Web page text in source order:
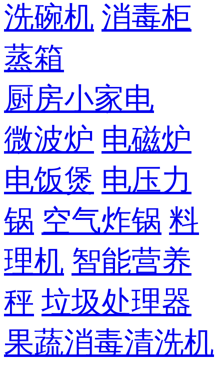
洗碗机 消毒柜
蒸箱
厨房小家电
微波炉 电磁炉
电饭煲 电压力
锅 空气炸锅 料
理机 智能营养
秤 垃圾处理器
果蔬消毒清洗机